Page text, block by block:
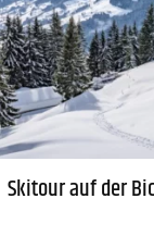
Skitour auf der